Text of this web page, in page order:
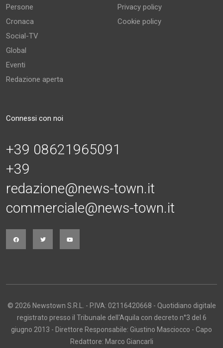
Persone
Cronaca
Social-TV
Global
Eventi
Redazione aperta
Privacy policy
Cookie policy
Connessi con noi
+39 08621965091
+39
redazione@news-town.it
commerciale@news-town.it
© 2026 Newstown S.R.L. - P.IVA: 02116420668 - Quotidiano digitale
registrato presso il Tribunale dell'Aquila con decreto n°3 del 6
giugno 2013 - Direttore Responsabile: Giustino Masciocco - Capo
Redattore: Marco Giancarli